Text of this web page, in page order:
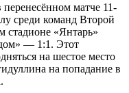
матче 11-
среди команд Второй
стадионе «Янтарь»
— 1:1. Этот
на шестое место
на попадание в